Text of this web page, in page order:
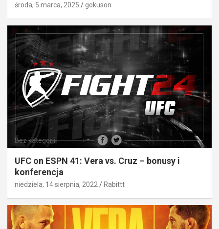
środa, 5 marca, 2025 gokuson
Bez kategorii
UFC on ESPN 41: Vera vs. Cruz – bonusy i
konferencja
niedziela, 14 sierpnia, 2022 Rabittt